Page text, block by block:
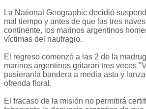
La National Geographic decidió
mal tiempo y antes de que las tres
continente, los marinos argentinos
víctimas del naufragio.
El regreso comenzó a las 2 de la
marinos argentinos gritaran tres veces
pusieranla bandera a media asta y
ofrenda floral.
El fracaso de la misión no permitirá